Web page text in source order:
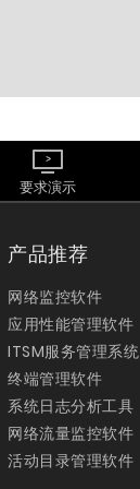
要求演示
产品推荐
网络监控软件
应用性能管理软件
ITSM服务管理系统
终端管理软件
系统日志分析工具
网络流量监控软件
活动目录管理软件